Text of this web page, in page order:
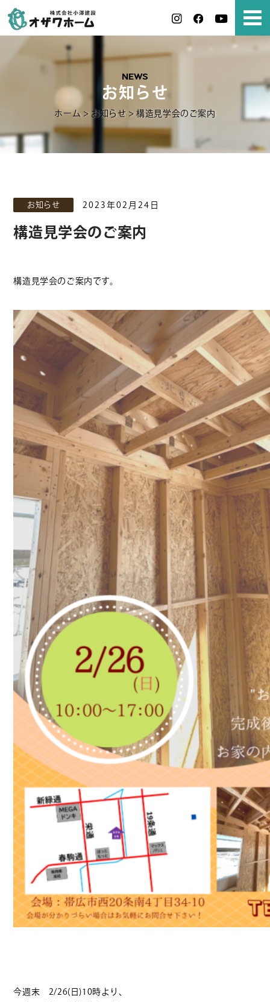
NEWS
お知らせ
ホーム > お知らせ >構造見学会のご案内
お知らせ 2023年02月24日
構造見学会のご案内
構造見学会のご案内です。
今週末 2/26(日)10時より、